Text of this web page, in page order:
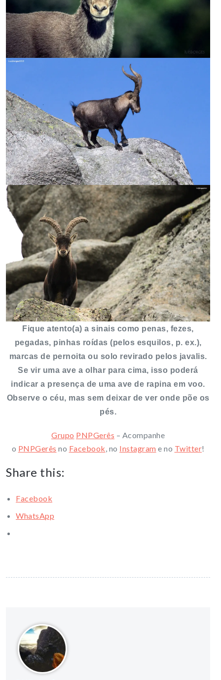
Fique atento(a) a sinais como penas, fezes,
pegadas, pinhas roídas (pelos esquilos, p. ex.),
marcas de pernoita ou solo revirado pelos javalis.
Se vir uma ave a olhar para cima, isso poderá
indicar a presença de uma ave de rapina em voo.
Observe o céu, mas sem deixar de ver onde põe os
pés.
Grupo PNPGerês – Acompanhe
o PNPGerês no Facebook , no Instagram e no Twitter!
Share this:
Facebook
WhatsApp